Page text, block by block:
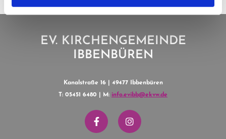
EV. KIRCHENGEMEINDE
IBBENBÜREN
Kanalstraße 16 | 49477 Ibbenbüren
T: 05451 6480 | M: info.evibb@ekvw.de